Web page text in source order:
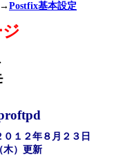
→ Postfix基本設定
０１２年８月２３日
（木）更新